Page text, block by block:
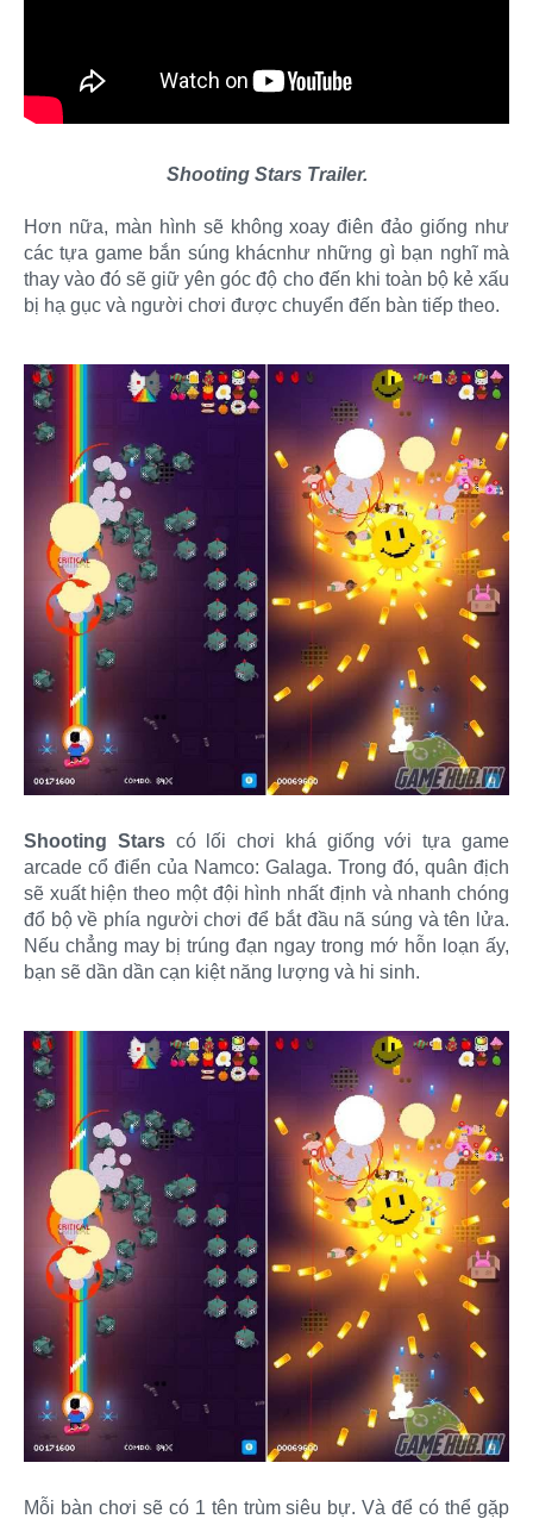
Shooting Stars Trailer.
Hơn nữa, màn hình sẽ không xoay điên đảo giống như
các tựa game bắn súng khácnhư những gì bạn nghĩ mà
thay vào đó sẽ giữ yên góc độ cho đến khi toàn bộ kẻ xấu
bị hạ gục và người chơi được chuyển đến bàn tiếp theo.
Shooting Starscó lối chơi khá giống với tựa game
arcade cổ điển của Namco: Galaga. Trong đó, quân địch
sẽ xuất hiện theo một đội hình nhất định và nhanh chóng
đổ bộ về phía người chơi để bắt đầu nã súng và tên lửa.
Nếu chẳng may bị trúng đạn ngay trong mớ hỗn loạn ấy,
bạn sẽ dần dần cạn kiệt năng lượng và hi sinh.
Mỗi bàn chơi sẽ có 1 tên trùm siêu bự. Và để có thể gặp